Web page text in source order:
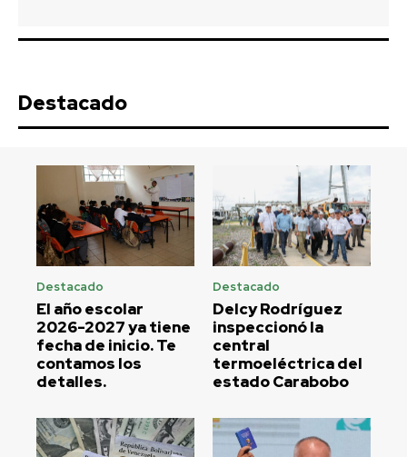
Destacado
Destacado
El año escolar
2026-2027 ya tiene
fecha de inicio. Te
contamos los
detalles.
Destacado
Delcy Rodríguez
inspeccionó la
central
termoeléctrica del
estado Carabobo